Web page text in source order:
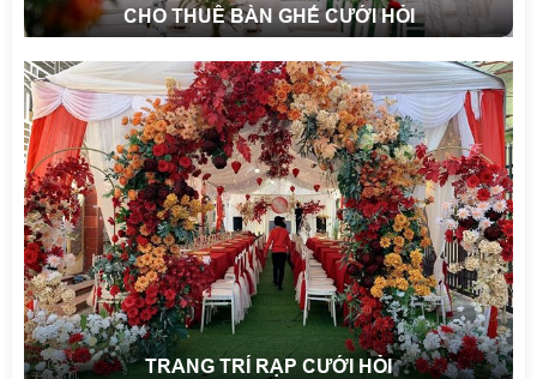
CHO THUÊ BÀN GHẾ CƯỚI HỎI
TRANG TRÍ RẠP CƯỚI HỎI